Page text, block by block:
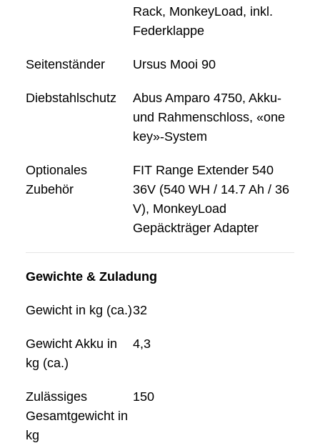
Rack, MonkeyLoad, inkl.
Federklappe
Seitenständer Ursus Mooi 90
Diebstahlschutz
Abus Amparo 4750, Akku-
und Rahmenschloss, «one
key»-System
Optionales
Zubehör
FIT Range Extender 540
36V (540 WH / 14.7 Ah / 36
V), MonkeyLoad
Gepäckträger Adapter
Gewichte & Zuladung
Gewicht in kg (ca.)32
Gewicht Akku in
kg (ca.)
4,3
Zulässiges
Gesamtgewicht in
kg
150